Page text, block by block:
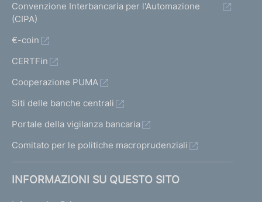
Convenzione Interbancaria per l'Automazione
(CIPA)
€-coin
CERTFin
Cooperazione PUMA
Siti delle banche centrali
Portale della vigilanza bancaria
Comitato per le politiche macroprudenziali
INFORMAZIONI SU QUESTO SITO